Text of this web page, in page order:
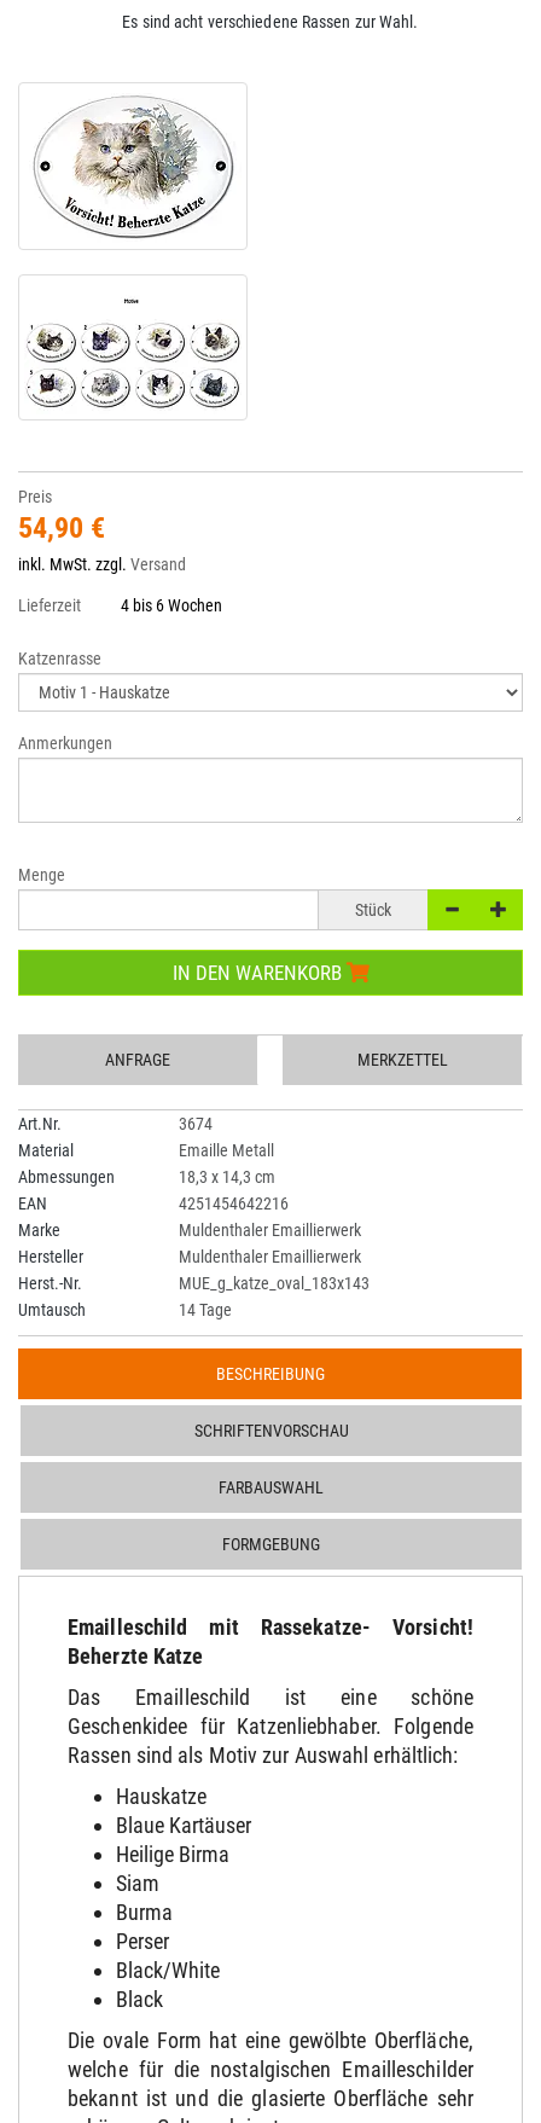
Es sind acht verschiedene Rassen zur Wahl.
Preis
54,90 €
inkl. MwSt. zzgl. Versand
Lieferzeit 4 bis 6 Wochen
Katzenrasse
Anmerkungen
Menge
Stück
IN DEN WARENKORB
ANFRAGE MERKZETTEL
Art.Nr.
3674
Material
Emaille Metall
Abmessungen
18,3 x 14,3 cm
EAN
4251454642216
Marke
Muldenthaler Emaillierwerk
Hersteller
Muldenthaler Emaillierwerk
Herst.-Nr.
MUE_g_katze_oval_183x143
Umtausch
14 Tage
BESCHREIBUNG
SCHRIFTENVORSCHAU
FARBAUSWAHL
FORMGEBUNG
Emailleschild mit Rassekatze- Vorsicht!
Beherzte Katze
Das Emailleschild ist eine schöne
Geschenkidee für Katzenliebhaber. Folgende
Rassen sind als Motiv zur Auswahl erhältlich:
Hauskatze
Blaue Kartäuser
Heilige Birma
Siam
Burma
Perser
Black/White
Black
Die ovale Form hat eine gewölbte Oberfläche,
welche für die nostalgischen Emailleschilder
bekannt ist und die glasierte Oberfläche sehr